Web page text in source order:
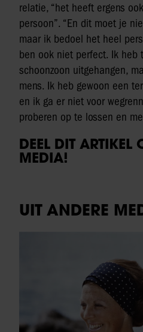
relatie, “het heeft ergens
persoon”. “En dit moet je
maar ik bedoel het heel
ben ook niet perfect. Ik heb
schoonzoon uitgehangen,
mens. Ik heb gewoon een
en ik ga er niet voor
proberen op te lossen en
DEEL DIT
MEDIA!
UIT ANDERE